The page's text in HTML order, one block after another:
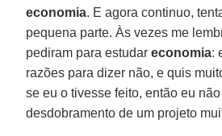
economia. E agora continuo,
pequena parte. Às vezes me
pediram para estudareconomia:
razões para dizer não, e quis
se eu o tivesse feito, então eu
desdobramento de um projeto